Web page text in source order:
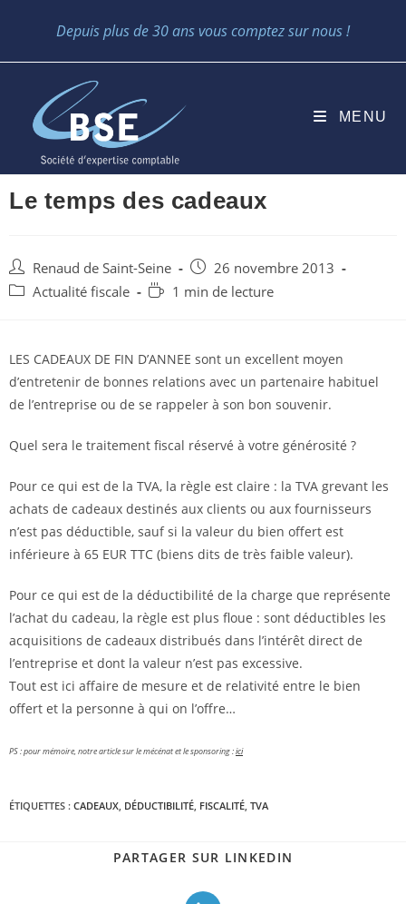
Depuis plus de 30 ans vous comptez sur nous !
MENU
Le temps des cadeaux
Auteur/autrice
de
Renaud de Saint-Seine
Post
published:
26 novembre 2013
PostActualité fiscale
Temps1 min de lecture
LES CADEAUX DE FIN D’ANNEE sont un excellent moyen
d’entretenir de bonnes relations avec un partenaire habituel
de l’entreprise ou de se rappeler à son bon souvenir.
Quel sera le traitement fiscal réservé à votre générosité ?
Pour ce qui est de la TVA, la règle est claire : la TVA grevant les
achats de cadeaux destinés aux clients ou aux fournisseurs
n’est pas déductible, sauf si la valeur du bien offert est
inférieure à 65 EUR TTC (biens dits de très faible valeur).
Pour ce qui est de la déductibilité de la charge que représente
l’achat du cadeau, la règle est plus floue : sont déductibles les
acquisitions de cadeaux distribués dans l’intérêt direct de
l’entreprise et dont la valeur n’est pas excessive.
Tout est ici affaire de mesure et de relativité entre le bien
offert et la personne à qui on l’offre…
PS : pour mémoire, notre article sur le mécénat et le sponsoring :ici
ÉTIQUETTES : CADEAUX, DÉDUCTIBILITÉ, FISCALITÉ, TVA
PARTAGER SUR LINKEDIN